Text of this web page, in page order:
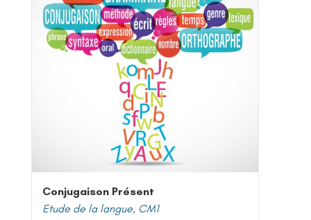
Conjugaison Présent
Etude de la langue, CM1